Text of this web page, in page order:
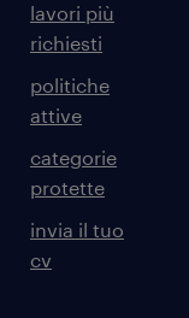
lavori più
richiesti
politiche
attive
categorie
protette
invia il tuo
cv